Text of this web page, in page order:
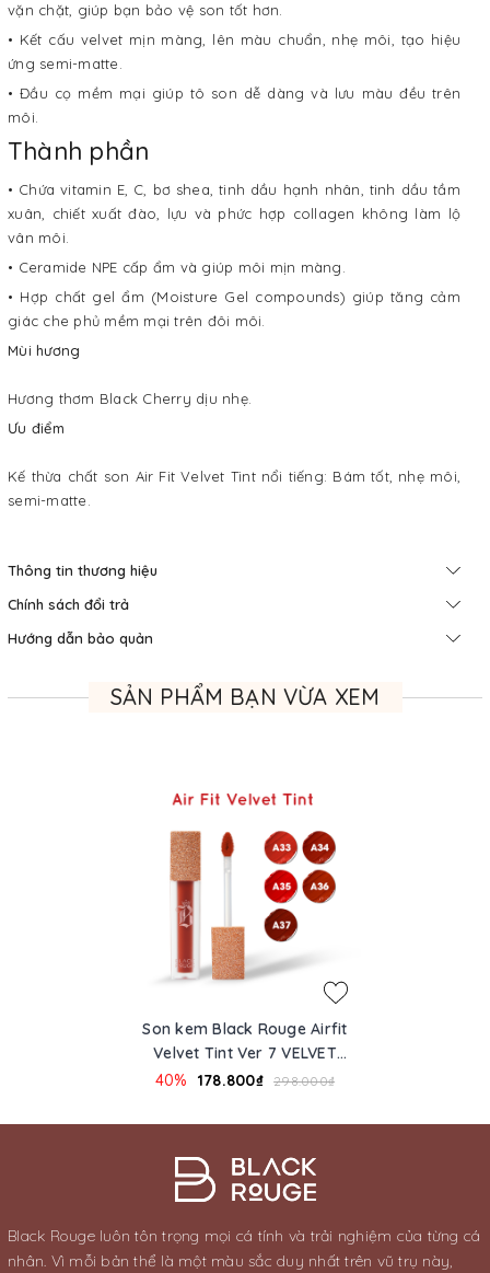
vặn chặt, giúp bạn bảo vệ son tốt hơn.
• Kết cấu velvet mịn màng, lên màu chuẩn, nhẹ môi, tạo hiệu
ứng semi-matte.
• Đầu cọ mềm mại giúp tô son dễ dàng và lưu màu đều trên
môi.
Thành phần
• Chứa vitamin E, C, bơ shea, tinh dầu hạnh nhân, tinh dầu tầm
xuân, chiết xuất đào, lựu và phức hợp collagen không làm lộ
vân môi.
• Ceramide NPE cấp ẩm và giúp môi mịn màng.
• Hợp chất gel ẩm (Moisture Gel compounds) giúp tăng cảm
giác che phủ mềm mại trên đôi môi.
Mùi hương
Hương thơm Black Cherry dịu nhẹ.
Ưu điểm
Kế thừa chất son Air Fit Velvet Tint nổi tiếng: Bám tốt, nhẹ môi,
semi-matte.
Thông tin thương hiệu
Chính sách đổi trả
Hướng dẫn bảo quản
SẢN PHẨM BẠN VỪA XEM
Son kem Black Rouge Airfit
Velvet Tint Ver 7 VELVET
CROWN
40% 178.800₫ 298.000₫
Black Rouge luôn tôn trọng mọi cá tính và trải nghiệm của từng cá
nhân. Vì mỗi bản thể là một màu sắc duy nhất trên vũ trụ này,